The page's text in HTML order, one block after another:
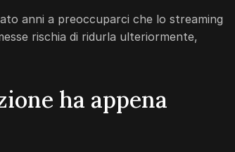
anni a preoccuparci che lo streaming
rischia di ridurla ulteriormente,
ha appena